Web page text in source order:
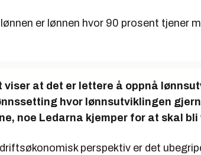
er lønnen hvor 90 prosent tjener
viser at det er lettere å oppnå
hvor lønnsutviklingen
noe Ledarna kjemper for at skal
perspektiv er det